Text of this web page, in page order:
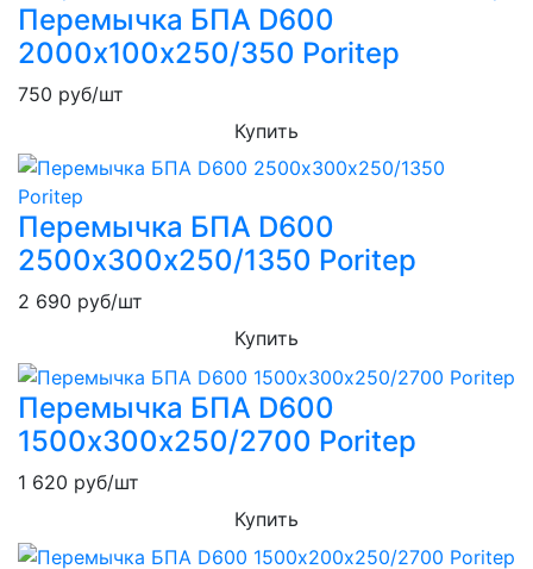
Перемычка БПА D600
2000х100х250/350 Poritep
750 руб/шт
Купить
Перемычка БПА D600
2500х300х250/1350 Poritep
2 690 руб/шт
Купить
Перемычка БПА D600
1500х300х250/2700 Poritep
1 620 руб/шт
Купить